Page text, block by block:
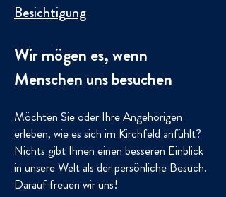
Besichtigung
Wir mögen es, wenn
Menschen uns besuchen
Möchten Sie oder Ihre Angehörigen
erleben, wie es sich im Kirchfeld anfühlt?
Nichts gibt Ihnen einen besseren Einblick
in unsere Welt als der persönliche Besuch.
Darauf freuen wir uns!